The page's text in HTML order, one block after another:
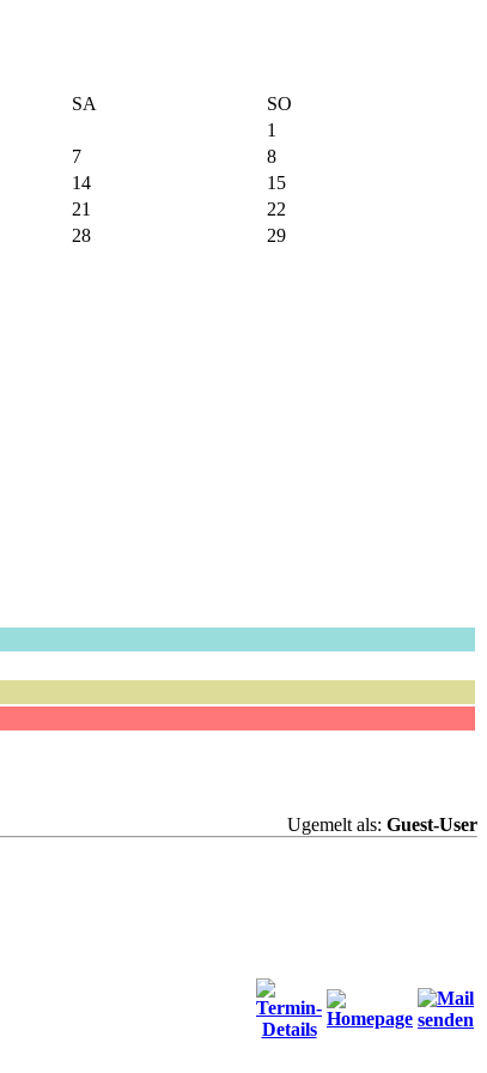
SA
SO
1
7
8
14
15
21
22
28
29
Ugemelt als: Guest-User